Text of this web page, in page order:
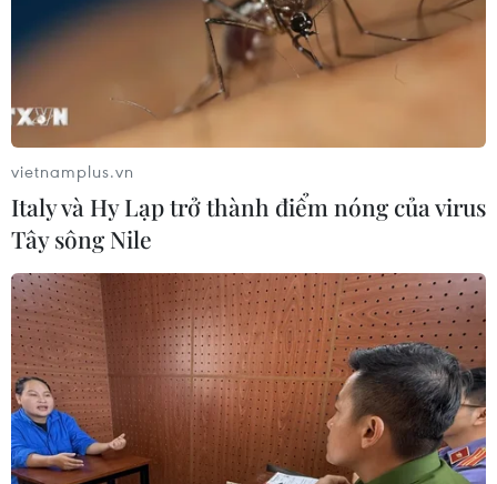
#Bảng tổng sắp huy chương ASIAD 19
#Huy chương Vàng
#Huy chương Bạc Trung Quốc
Theo dõi VietnamPlus
TIN LIÊN QUAN
vietnamplus.vn
Italy và Hy Lạp trở thành điểm nóng của virus
Tây sông Nile